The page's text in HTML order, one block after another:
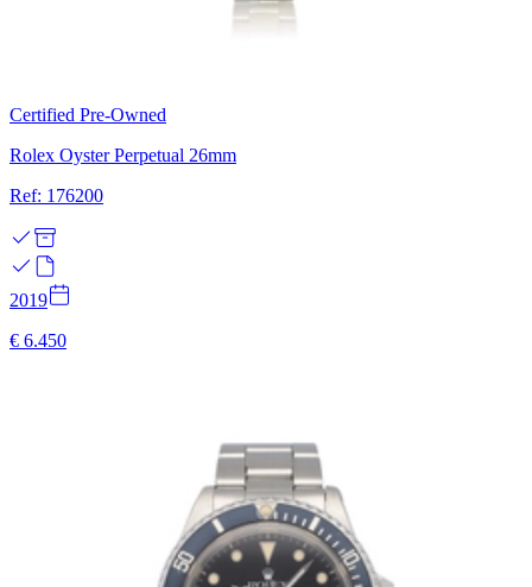
Certified Pre-Owned
Rolex Oyster Perpetual 26mm
Ref: 176200
2019
€ 6.450